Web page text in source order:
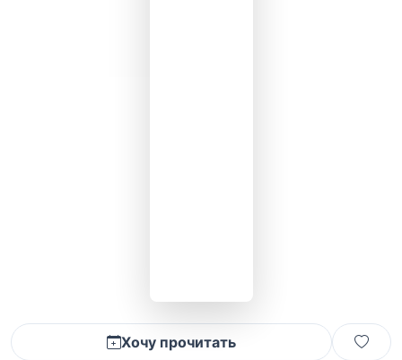
Хочу прочитать